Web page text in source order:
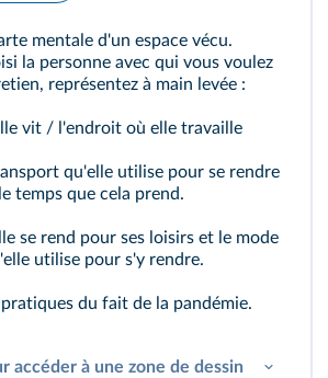
mentale d'un espace vécu.
la personne avec qui vous voulez
représentez à main levée :
vit / l'endroit où elle travaille
qu'elle utilise pour se rendre
temps que cela prend.
se rend pour ses loisirs et le mode
utilise pour s'y rendre.
pratiques du fait de la pandémie.
accéder à une zone de dessin